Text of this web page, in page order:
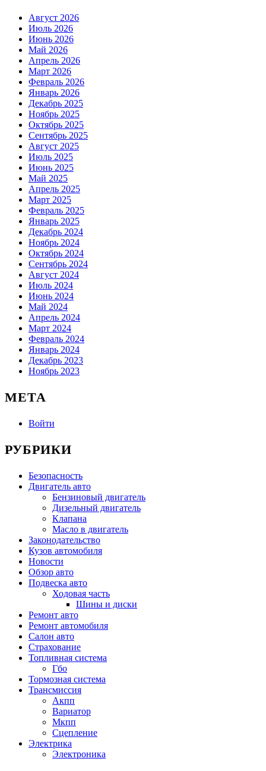
Август 2026
Июль 2026
Июнь 2026
Май 2026
Апрель 2026
Март 2026
Февраль 2026
Январь 2026
Декабрь 2025
Ноябрь 2025
Октябрь 2025
Сентябрь 2025
Август 2025
Июль 2025
Июнь 2025
Май 2025
Апрель 2025
Март 2025
Февраль 2025
Январь 2025
Декабрь 2024
Ноябрь 2024
Октябрь 2024
Сентябрь 2024
Август 2024
Июль 2024
Июнь 2024
Май 2024
Апрель 2024
Март 2024
Февраль 2024
Январь 2024
Декабрь 2023
Ноябрь 2023
МЕТА
Войти
РУБРИКИ
Безопасность
Двигатель авто
Бензиновый двигатель
Дизельный двигатель
Клапана
Масло в двигатель
Законодательство
Кузов автомобиля
Новости
Обзор авто
Подвеска авто
Ходовая часть
Шины и диски
Ремонт авто
Ремонт автомобиля
Салон авто
Страхование
Топливная система
Гбо
Тормозная система
Трансмиссия
Акпп
Вариатор
Мкпп
Сцепление
Электрика
Электроника